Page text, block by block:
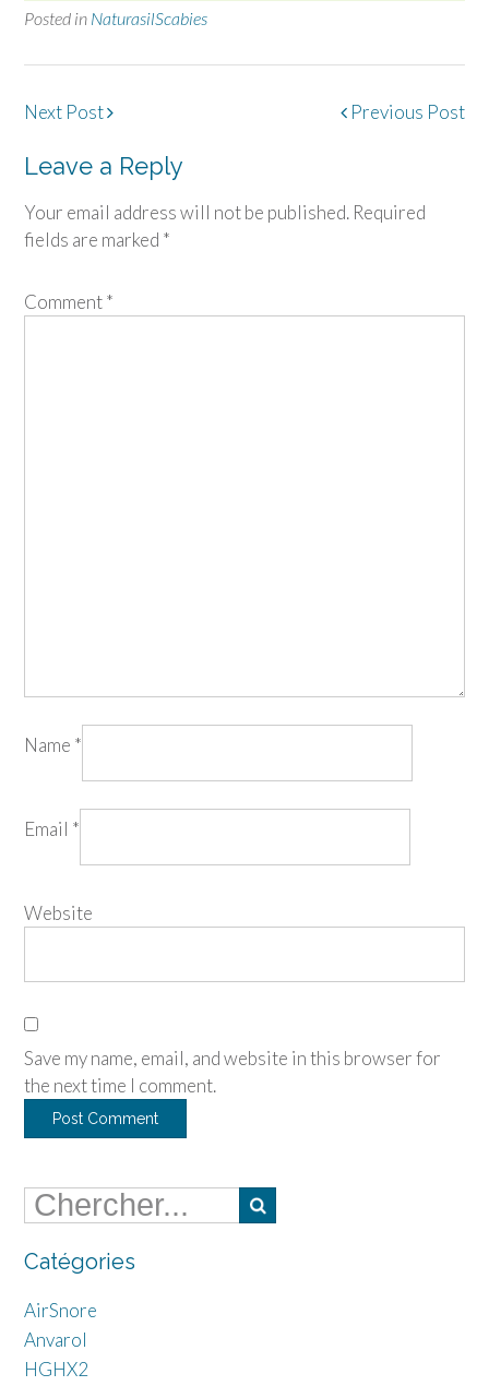
Posted in NaturasilScabies
Post
Previous Post
Next Post
Leave a Reply
Your email address will not be published. Required
fields are marked *
Comment*
Name *
Email *
Website
Save my name, email, and website in this browser for
the next time I comment.
Catégories
AirSnore
Anvarol
HGHX2